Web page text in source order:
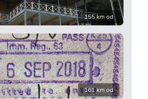
155 km od
161 km od